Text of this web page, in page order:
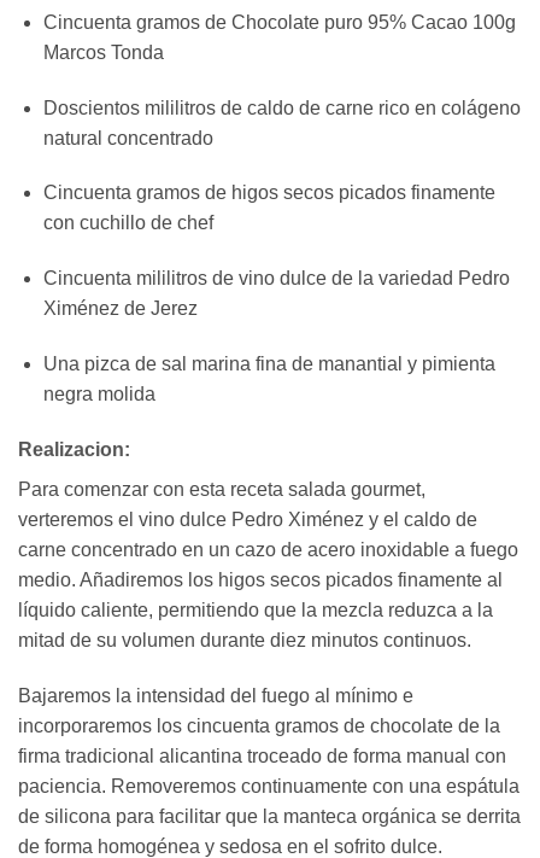
Cincuenta gramos de Chocolate puro 95% Cacao 100g
Marcos Tonda
Doscientos mililitros de caldo de carne rico en colágeno
natural concentrado
Cincuenta gramos de higos secos picados finamente
con cuchillo de chef
Cincuenta mililitros de vino dulce de la variedad Pedro
Ximénez de Jerez
Una pizca de sal marina fina de manantial y pimienta
negra molida
Realizacion:
Para comenzar con esta receta salada gourmet,
verteremos el vino dulce Pedro Ximénez y el caldo de
carne concentrado en un cazo de acero inoxidable a fuego
medio. Añadiremos los higos secos picados finamente al
líquido caliente, permitiendo que la mezcla reduzca a la
mitad de su volumen durante diez minutos continuos.
Bajaremos la intensidad del fuego al mínimo e
incorporaremos los cincuenta gramos de chocolate de la
firma tradicional alicantina troceado de forma manual con
paciencia. Removeremos continuamente con una espátula
de silicona para facilitar que la manteca orgánica se derrita
de forma homogénea y sedosa en el sofrito dulce.